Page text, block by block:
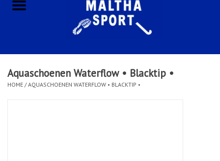
KLEDING
CLUBSHOPS
Aquaschoenen Waterflow • Blacktip •
HOME /AQUASCHOENEN WATERFLOW • BLACKTIP •